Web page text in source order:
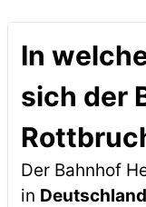
In
sich der
Der Bahnhof
in Deutschland